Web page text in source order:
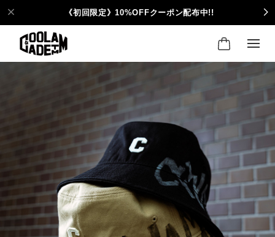
《初回限定》10%OFFクーポン配布中!!